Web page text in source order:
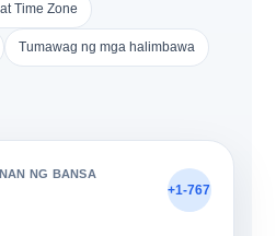
Time Zone
Tumawag ng mga halimbawa
NG BANSA
+1-767